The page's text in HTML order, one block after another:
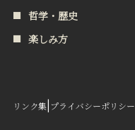
哲学・歴史
楽しみ方
リンク集|プライバシーポリシー